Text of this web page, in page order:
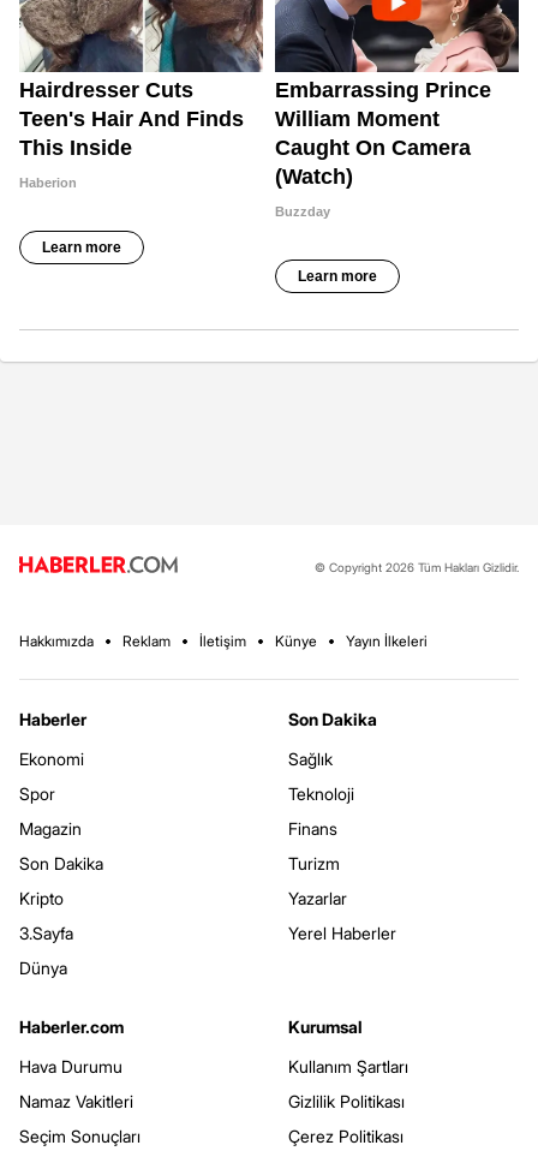
© Copyright 2026 Tüm Hakları Gizlidir.
Hakkımızda Reklam İletişim Künye Yayın İlkeleri
Haberler
Ekonomi
Spor
Magazin
Son Dakika
Kripto
3.Sayfa
Dünya
Son Dakika
Sağlık
Teknoloji
Finans
Turizm
Yazarlar
Yerel Haberler
Haberler.com
Hava Durumu
Namaz Vakitleri
Seçim Sonuçları
Kurumsal
Kullanım Şartları
Gizlilik Politikası
Çerez Politikası